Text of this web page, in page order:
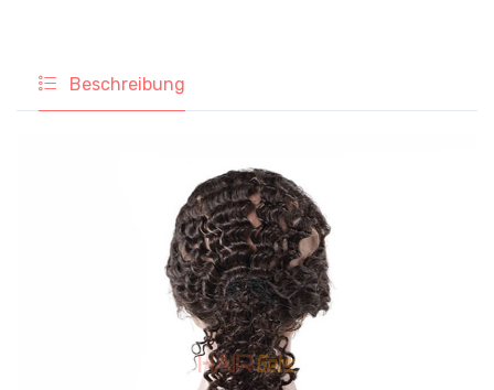
Beschreibung